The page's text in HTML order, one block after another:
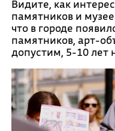
Видите, как
памятников и
что в городе
памятников, арт-
допустим, 5-10 лет